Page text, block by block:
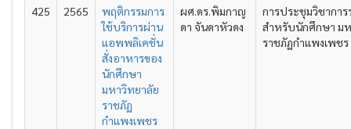
425 2565
พฤติกรรมการ
ใช้บริการผ่าน
แอพพลิเคชั่น
สั่งอาหารของ
นักศึกษา
มหาวิทยาลัย
ราชภัฏ
กำแพงเพชร
ผศ.ดร.พิมกาญ
ดา จันดาหัวดง
การประชุมวิชากา
สำหรับนักศึกษา ม
ราชภัฏกำแพงเพช